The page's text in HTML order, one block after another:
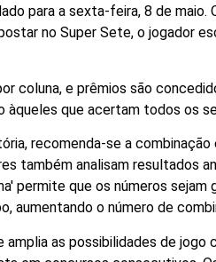
para a sexta-feira, 8 de
no Super Sete, o jogador
coluna, e prêmios são
àqueles que acertam todos os
recomenda-se a combinação
também analisam resultados
permite que os números
aumentando o número de
as possibilidades de jogo